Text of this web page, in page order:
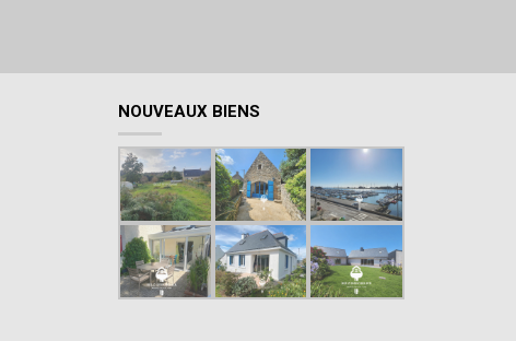
NOUVEAUX BIENS